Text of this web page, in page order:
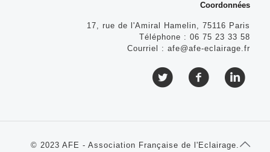
Coordonnées
17, rue de l'Amiral Hamelin, 75116 Paris
Téléphone : 06 75 23 33 58
Courriel : afe@afe-eclairage.fr
© 2023 AFE - Association Française de l'Eclairage.